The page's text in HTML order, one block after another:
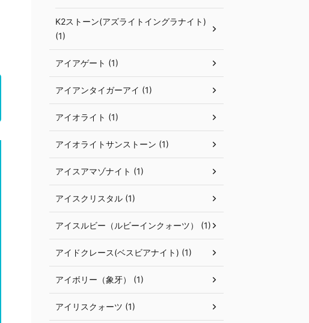
K2ストーン(アズライトイングラナイト)
(1)
アイアゲート (1)
アイアンタイガーアイ (1)
アイオライト (1)
アイオライトサンストーン (1)
アイスアマゾナイト (1)
アイスクリスタル (1)
アイスルビー（ルビーインクォーツ） (1)
アイドクレース(ベスビアナイト) (1)
アイボリー（象牙） (1)
アイリスクォーツ (1)